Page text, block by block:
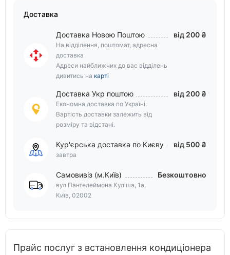
Доставка
Доставка Новою Поштою
На відділення, поштомат, адресна
доставка
Адреси найближчих до вас відділень
дивитись на карті
від 200 ₴
Доставка Укр поштою
Економна доставка по Україні.
Вартість доставки залежить від
розміру та відстані.
від 200 ₴
Кур'єрська доставка по Києву
завтра
від 500 ₴
Самовивіз (м.Київ)
вул Пантелеймона Куліша, 1а,
Київ, 02002
Безкоштовно
Прайс послуг з встановлення кондиціонера